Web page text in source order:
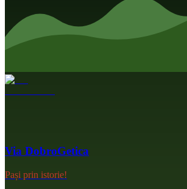
Via DobroGetica
Pași prin istorie!